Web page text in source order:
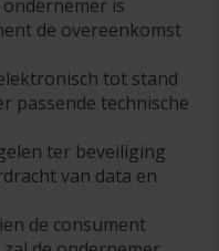
is
de overeenkomst
tot stand
passende technische
ter beveiliging
van data en
de consument